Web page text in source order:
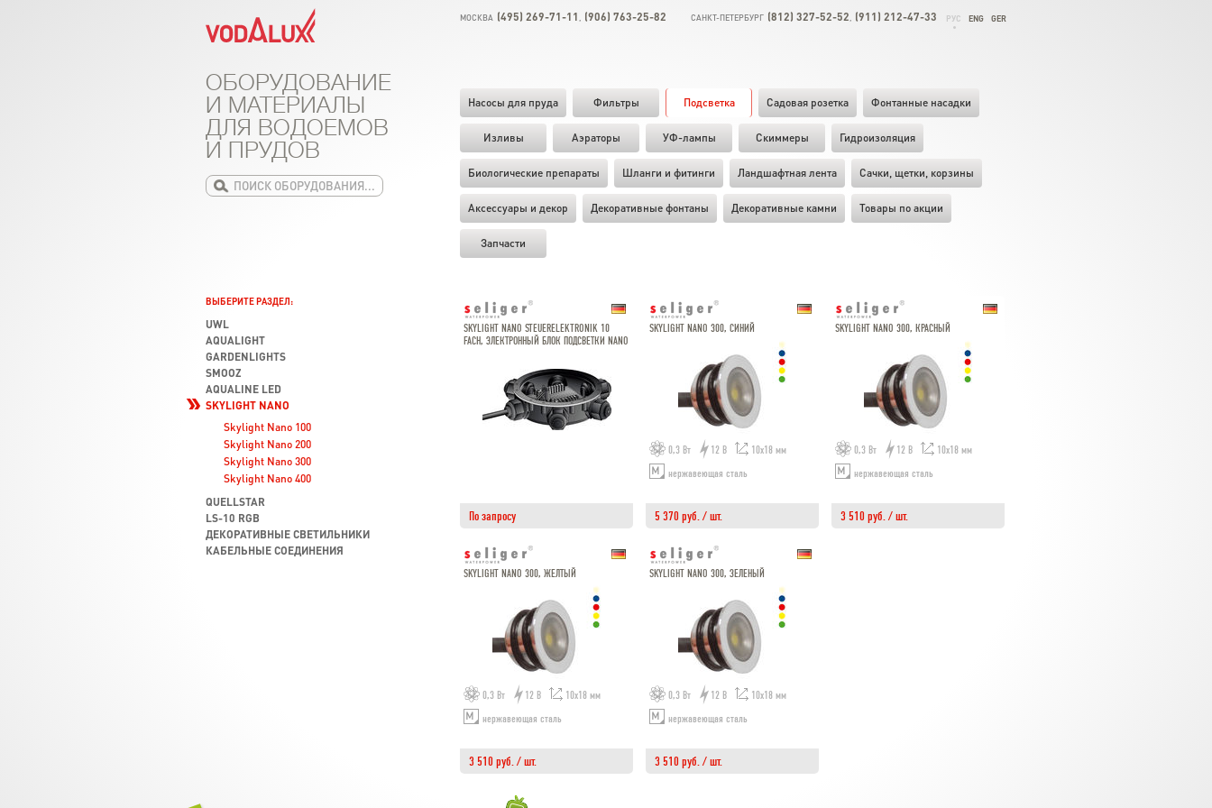
МОСКВА (495) 269-71-11 (906) 763-25-82 САНКТ-ПЕТЕРБУРГ (812) 327-52-52 (911) 212-47-33 РУС ENG GER
Насосы для пруда Фильтры Подсветка Садовая розетка Фонтанные насадки
Изливы Аэраторы УФ-лампы Скиммеры Гидроизоляция
Биологические препараты Шланги и фитинги Ландшафтная лента Cачки, щетки, корзины
Аксессуары и декор Декоративные фонтаны Декоративные камни Товары по акции
Запчасти
ОБОРУДОВАНИЕ
И МАТЕРИАЛЫ
ДЛЯ ВОДОЕМОВ
И ПРУДОВ
SKYLIGHT NANO STEUERELEKTRONIK 10
FACH, ЭЛЕКТРОННЫЙ БЛОК ПОДСВЕТКИ NANO
По запросу
SKYLIGHT NANO 300, СИНИЙ
0,3 Вт 12 В
10х18 мм
нержавеющая сталь
5 370 руб. / шт.
SKYLIGHT NANO 300, КРАСНЫЙ
0,3 Вт 12 В
10х18 мм
нержавеющая сталь
3 510 руб. / шт.
SKYLIGHT NANO 300, ЖЕЛТЫЙ
0,3 Вт 12 В
10х18 мм
нержавеющая сталь
3 510 руб. / шт.
SKYLIGHT NANO 300, ЗЕЛЕНЫЙ
0,3 Вт 12 В
10х18 мм
нержавеющая сталь
3 510 руб. / шт.
ВЫБЕРИТЕ РАЗДЕЛ:
UWL
AQUALIGHT
GARDENLIGHTS
SMOOZ
AQUALINE LED
SKYLIGHT NANO
Skylight Nano 100
Skylight Nano 200
Skylight Nano 300
Skylight Nano 400
QUELLSTAR
LS-10 RGB
ДЕКОРАТИВНЫЕ СВЕТИЛЬНИКИ
КАБЕЛЬНЫЕ СОЕДИНЕНИЯ